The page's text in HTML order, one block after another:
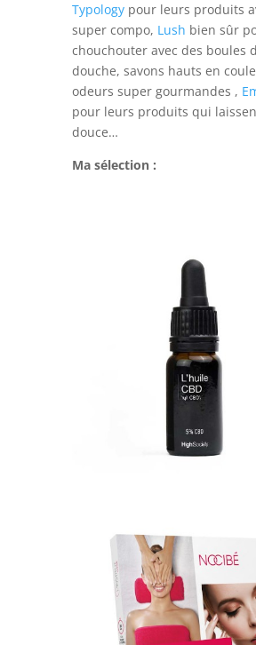
Typologypour leurs produits
super compo, Lush bien sûr
chouchouter avec des boules
douche, savons hauts en
odeurs super gourmandes ,
pour leurs produits qui
douce…
Ma sélection :